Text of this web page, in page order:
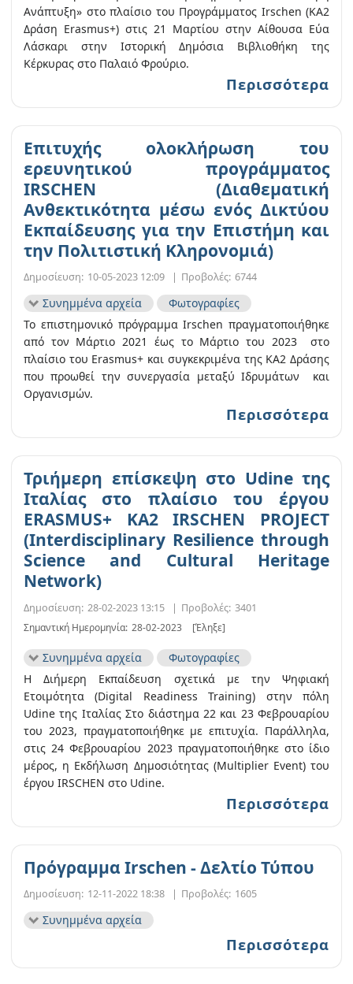
Ανάπτυξη» στο πλαίσιο του Προγράμματος Irschen (KA2
Δράση Erasmus+) στις 21 Μαρτίου στην Αίθουσα Εύα
Λάσκαρι στην Ιστορική Δημόσια Βιβλιοθήκη της
Κέρκυρας στο Παλαιό Φρούριο.
Περισσότερα
Επιτυχής ολοκλήρωση του
ερευνητικού προγράμματος
IRSCHEN (Διαθεματική
Ανθεκτικότητα μέσω ενός Δικτύου
Εκπαίδευσης για την Επιστήμη και
την Πολιτιστική Κληρονομιά)
Δημοσίευση: 10-05-2023 12:09 | Προβολές: 6744
Συνημμένα αρχεία
Φωτογραφίες
Το επιστημονικό πρόγραμμα Irschen πραγματοποιήθηκε
από τον Μάρτιο 2021 έως το Μάρτιο του 2023 στο
πλαίσιο του Erasmus+ και συγκεκριμένα της ΚΑ2 Δράσης
που προωθεί την συνεργασία μεταξύ Ιδρυμάτων και
Οργανισμών.
Περισσότερα
Τριήμερη επίσκεψη στο Udine της
Ιταλίας στο πλαίσιο του έργου
ERASMUS+ KA2 IRSCHEN PROJECT
(Interdisciplinary Resilience through
Science and Cultural Heritage
Network)
Δημοσίευση: 28-02-2023 13:15 | Προβολές: 3401
Σημαντική Ημερομηνία: 28-02-2023 [Έληξε]
Συνημμένα αρχεία
Φωτογραφίες
Η Διήμερη Εκπαίδευση σχετικά με την Ψηφιακή
Ετοιμότητα (Digital Readiness Training) στην πόλη
Udine της Ιταλίας Στο διάστημα 22 και 23 Φεβρουαρίου
του 2023, πραγματοποιήθηκε με επιτυχία. Παράλληλα,
στις 24 Φεβρουαρίου 2023 πραγματοποιήθηκε στο ίδιο
μέρος, η Εκδήλωση Δημοσιότητας (Multiplier Event) του
έργου IRSCHEN στο Udine.
Περισσότερα
Πρόγραμμα Irschen - Δελτίο Τύπου
Δημοσίευση: 12-11-2022 18:38 | Προβολές: 1605
Συνημμένα αρχεία
Περισσότερα